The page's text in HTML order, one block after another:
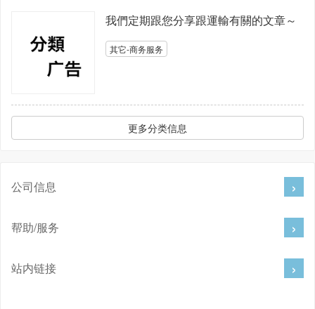
我們定期跟您分享跟運輸有關的文章～
其它-商务服务
更多分类信息
公司信息
帮助/服务
站内链接